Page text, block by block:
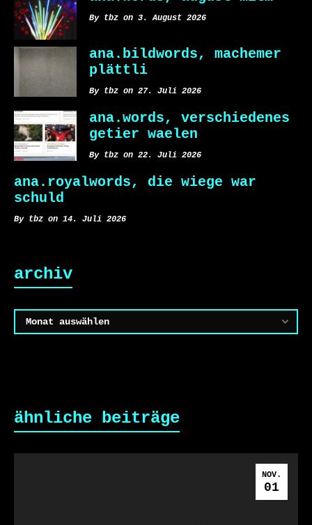
By tbz on 3. August 2026
ana.bildwords, machemer
plättli
By tbz on 27. Juli 2026
ana.words, verschiedenes
getier waelen
By tbz on 22. Juli 2026
ana.royalwords, die wiege war
schuld
By tbz on 14. Juli 2026
archiv
Archiv
ähnliche beiträge
NOV.
01